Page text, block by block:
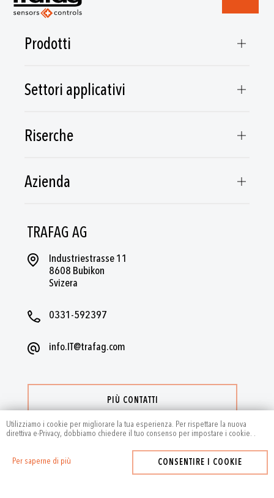
Utilizziamo i cookie per migliorare la tua esperienza. Per rispettare la nuova
direttiva e-Privacy, dobbiamo chiedere il tuo consenso per impostare i cookie.
Per saperne di più
.
CONSENTIRE I COOKIE
TRAFAG AG
Industriestrasse 11
8608 Bubikon
Svizera
0331-592397
info.IT@trafag.com
PIÙ CONTATTI
Prodotti
Settori applicativi
Riserche
Azienda